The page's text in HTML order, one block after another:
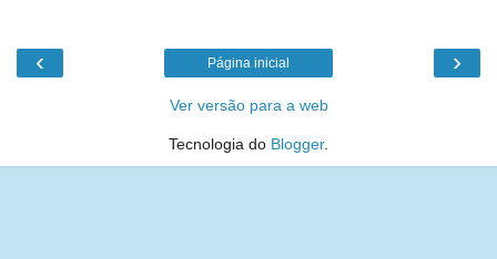
‹ ›
Página inicial
Ver versão para a web
Tecnologia do Blogger.